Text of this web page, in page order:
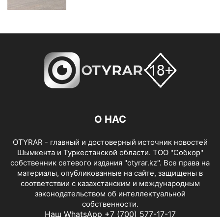
О НАС
OTYRAR - главный и достоверный источник новостей
Шымкента и Туркестанской области. ТОО "Собкор"
собственник сетевого издания "otyrar.kz". Все права на
материалы, опубликованные на сайте, защищены в
соответствии с казахстанским и международным
законодательством об интеллектуальной
собственности.
Наш WhatsApp +7 (700) 577-17-17